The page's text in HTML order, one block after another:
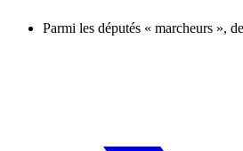
Parmi les députés « marcheurs »,